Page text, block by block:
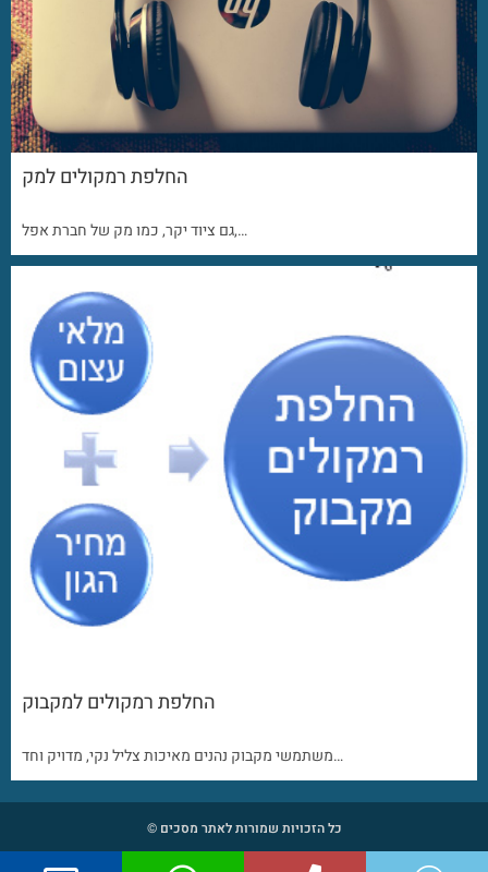
החלפת רמקולים למק
גם ציוד יקר, כמו מק של חברת אפל,…
החלפת רמקולים למקבוק
משתמשי מקבוק נהנים מאיכות צליל נקי, מדויק וחד…
כל הזכויות שמורות לאתר מסכים ©